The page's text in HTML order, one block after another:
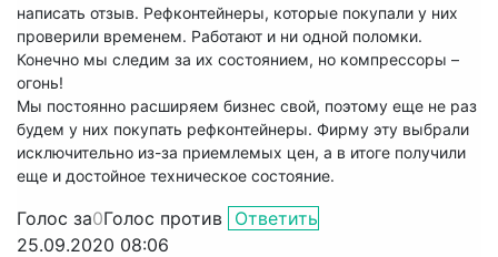
написать отзыв. Рефконтейнеры, которые покупали у них
проверили временем. Работают и ни одной поломки.
Конечно мы следим за их состоянием, но компрессоры –
огонь!
Мы постоянно расширяем бизнес свой, поэтому еще не раз
будем у них покупать рефконтейнеры. Фирму эту выбрали
исключительно из-за приемлемых цен, а в итоге получили
еще и достойное техническое состояние.
Голос за0Голос против Ответить
25.09.2020 08:06